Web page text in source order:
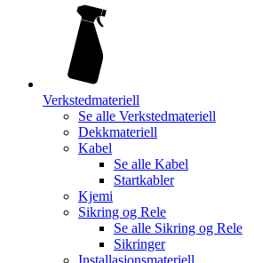
Verkstedmateriell
Se alle Verkstedmateriell
Dekkmateriell
Kabel
Se alle Kabel
Startkabler
Kjemi
Sikring og Rele
Se alle Sikring og Rele
Sikringer
Installasjonsmateriell